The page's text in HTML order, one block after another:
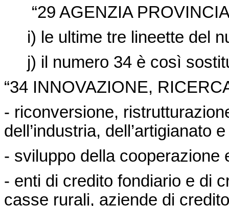
“29 AGENZIA
i) le ultime tre lineette del
j) il numero 34 è così
“34 INNOVAZIONE,
- riconversione,
dell’industria, dell’artigianato
- sviluppo della cooperazione
- enti di credito fondiario e di
casse rurali, aziende di